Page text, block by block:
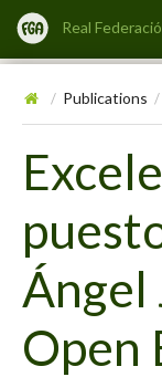
Real
/ Publications /
Ángel
Open